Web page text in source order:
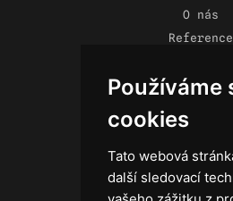
Používáme
cookies
Tato webová
další sledovací
O nás
Reference
Kontakt
Obchodní
Zásady ochrany